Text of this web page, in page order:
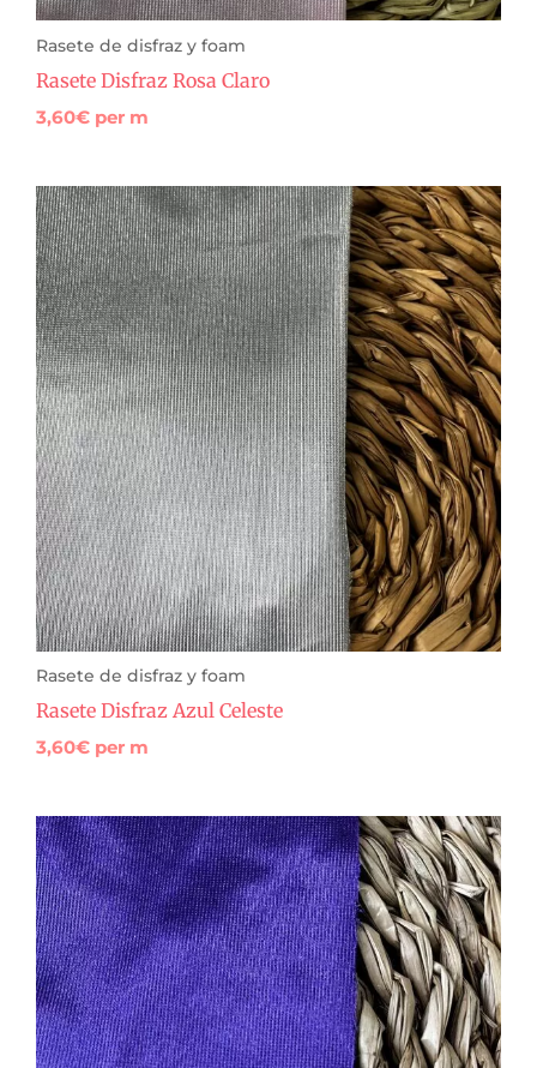
Rasete de disfraz y foam
Rasete Disfraz Rosa Claro
3,60€ per m
Rasete de disfraz y foam
Rasete Disfraz Azul Celeste
3,60€ per m